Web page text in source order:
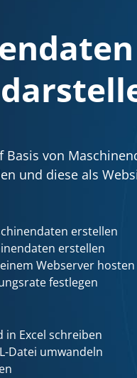
Basis von
und diese als
erstellen
erstellen
Webserver hosten
festlegen
in Excel schreiben
Datei umwandeln